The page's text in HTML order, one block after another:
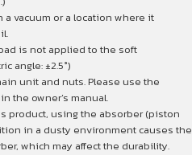
vacuum or a location where it
is not applied to the soft
angle: ±2.5°)
unit and nuts. Please use the
the owner’s manual.
product, using the absorber (piston
in a dusty environment causes the
which may affect the durability.